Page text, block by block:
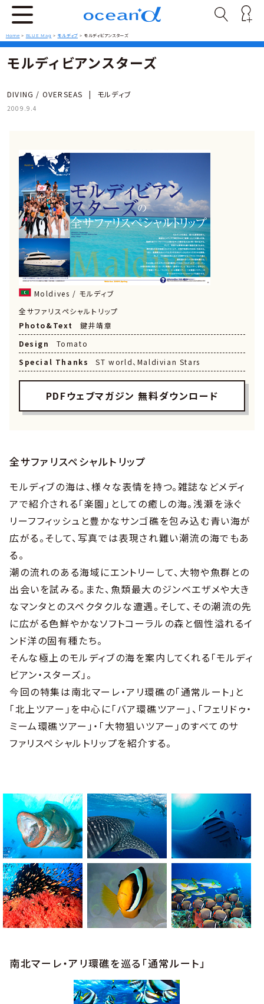
Home > BLUE Mag > モルディブ> モルディビアンスターズ
モルディビアンスターズ
DIVING / OVERSEAS | モルディブ
2009.9.4
Moldives / モルディブ
全サファリスペシャルトリップ
Photo&Text
鍵井靖章
Design
Tomato
Special Thanks
ST world、Maldivian Stars
PDFウェブマガジン 無料ダウンロード
全サファリスペシャルトリップ
モルディブの海は、様々な表情を持つ。雑誌などメディ
アで紹介される「楽園」としての癒しの海。浅瀬を泳ぐ
リーフフィッシュと豊かなサンゴ礁を包み込む青い海が
広がる。そして、写真では表現され難い潮流の海でもあ
る。
潮の流れのある海域にエントリーして、大物や魚群との
出会いを試みる。また、魚類最大のジンベエザメや大き
なマンタとのスペクタクルな遭遇。そして、その潮流の先
に広がる色鮮やかなソフトコーラルの森と個性溢れるイ
ンド洋の固有種たち。
そんな極上のモルディブの海を案内してくれる「モルディ
ビアン・スターズ」。
今回の特集は南北マーレ・アリ環礁の「通常ルート」と
「北上ツアー」を中心に「バア環礁ツアー」、「フェリドゥ・
ミーム環礁ツアー」・「大物狙いツアー」のすべてのサ
ファリスペシャルトリップを紹介する。
南北マーレ・アリ環礁を巡る「通常ルート」